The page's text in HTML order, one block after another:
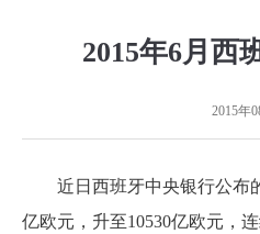
2015年6月西
2015年
近日西班牙中央银行公布的
亿欧元，升至10530亿欧元，